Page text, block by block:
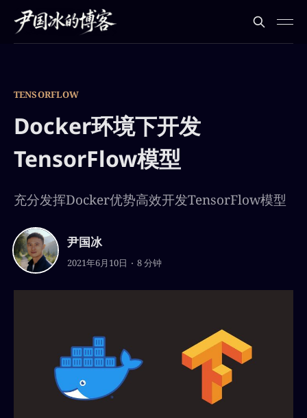
TENSORFLOW
Docker环境下开发
TensorFlow模型
充分发挥Docker优势高效开发TensorFlow模型
尹国冰
2021年6月10日 8 分钟